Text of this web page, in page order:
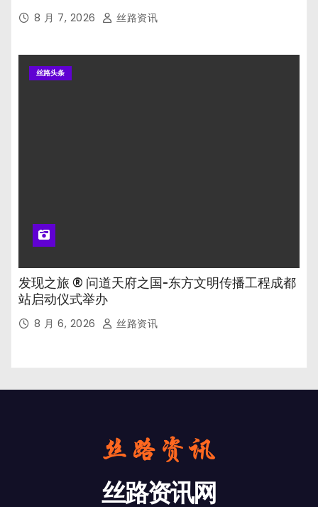
8 月 7, 2026 丝路资讯
丝路头条
发现之旅 ® 问道天府之国-东方文明传播工程成都
站启动仪式举办
8 月 6, 2026 丝路资讯
丝路资讯网